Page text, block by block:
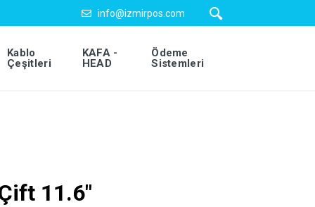
info@izmirpos.com
Kablo
Çeşitleri
KAFA -
HEAD
Ödeme
Sistemleri
11.6″